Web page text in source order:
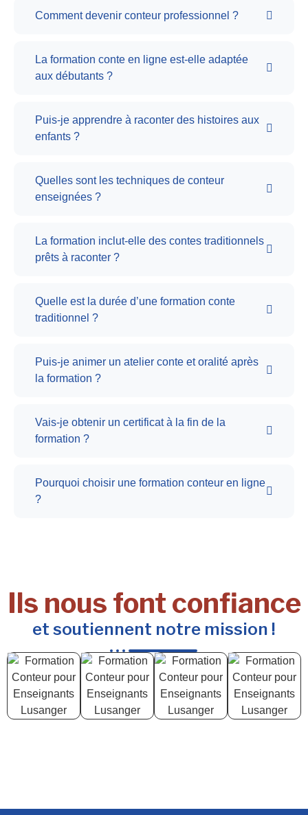
Comment devenir conteur professionnel ?
La formation conte en ligne est-elle adaptée
aux débutants ?
Puis-je apprendre à raconter des histoires aux
enfants ?
Quelles sont les techniques de conteur
enseignées ?
La formation inclut-elle des contes traditionnels
prêts à raconter ?
Quelle est la durée d’une formation conte
traditionnel ?
Puis-je animer un atelier conte et oralité après
la formation ?
Vais-je obtenir un certificat à la fin de la
formation ?
Pourquoi choisir une formation conteur en ligne
?
Ils nous font confiance
et soutiennent notre mission !